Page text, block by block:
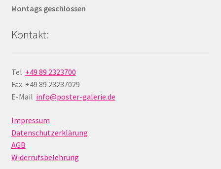
Montags geschlossen
Kontakt:
Tel +49 89 2323700
Fax +49 89 23237029
E-Mail info@poster-galerie.de
Impressum
Datenschutzerklärung
AGB
Widerrufsbelehrung